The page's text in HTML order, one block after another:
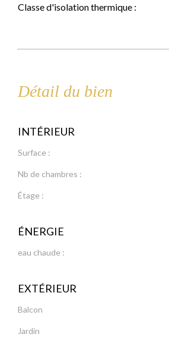
Classe d'isolation thermique :
Détail du bien
INTÉRIEUR
Surface :
Nb de chambres :
Étage :
ÉNERGIE
eau chaude :
EXTÉRIEUR
Balcon
Jardin